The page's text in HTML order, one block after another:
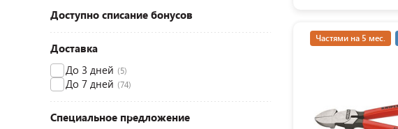
Доступно списание бонусов
Доставка
До 3 дней (5)
До 7 дней (74)
Специальное предложение
Частями на 5 мес.